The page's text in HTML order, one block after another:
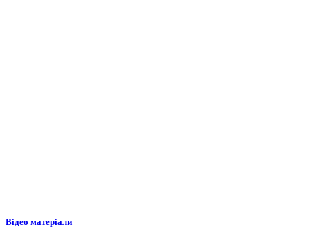
Відео матеріали